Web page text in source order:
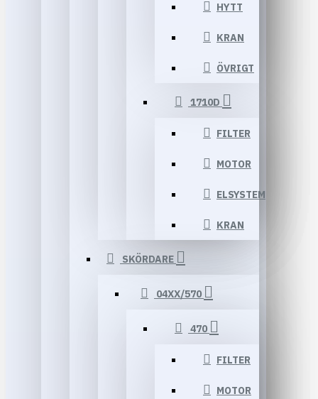
HYTT
KRAN
ÖVRIGT
1710D
FILTER
MOTOR
ELSYSTEM
KRAN
SKÖRDARE
04XX/570
470
FILTER
MOTOR